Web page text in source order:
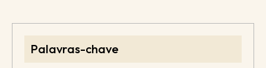
Palavras-chave